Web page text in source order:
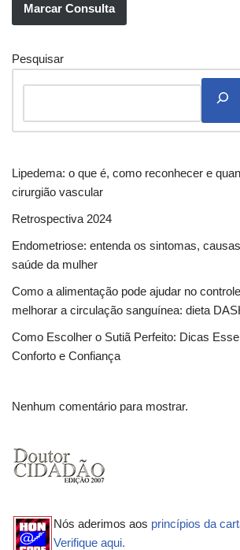
Marcar Consulta
Pesquisar
Lipedema: o que é, como reconhecer e
cirurgião vascular
Retrospectiva 2024
Endometriose: entenda os sintomas,
saúde da mulher
Como a alimentação pode ajudar no
melhorar a circulação sanguínea: dieta
Como Escolher o Sutiã Perfeito: Dicas
Conforto e Confiança
Nenhum comentário para mostrar.
Nós aderimos aos princípios da
Verifique aqui.